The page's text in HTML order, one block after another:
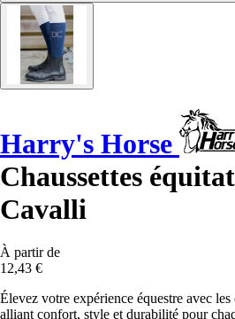
Harry's Horse
Chaussettes
Cavalli
À partir de
12,43 €
Élevez votre expérience équestre avec
alliant confort, style et durabilité pour